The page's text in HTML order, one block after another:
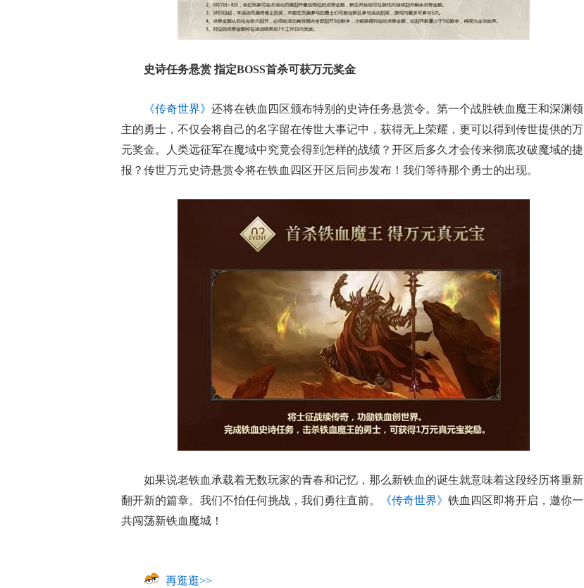
史诗任务悬赏 指定BOSS首杀可获万元奖金
《传奇世界》 还将在铁血四区颁布特别的史诗任务悬赏令。第一个战胜铁血魔王和深渊领
主的勇士，不仅会将自己的名字留在传世大事记中，获得无上荣耀，更可以得到传世提供的万
元奖金。人类远征军在魔域中究竟会得到怎样的战绩？开区后多久才会传来彻底攻破魔域的捷
报？传世万元史诗悬赏令将在铁血四区开区后同步发布！我们等待那个勇士的出现。
如果说老铁血承载着无数玩家的青春和记忆，那么新铁血的诞生就意味着这段经历将重新
翻开新的篇章。我们不怕任何挑战，我们勇往直前。
《传奇世界》 铁血四区即将开启，邀你一
共闯荡新铁血魔城！
再逛逛>>